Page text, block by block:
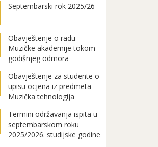
Septembarski rok 2025/26
Obavještenje o radu
Muzičke akademije tokom
godišnjeg odmora
Obavještenje za studente o
upisu ocjena iz predmeta
Muzička tehnologija
Termini održavanja ispita u
septembarskom roku
2025/2026. studijske godine